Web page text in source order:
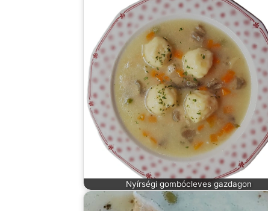
Nyírségi gombócleves gazdagon